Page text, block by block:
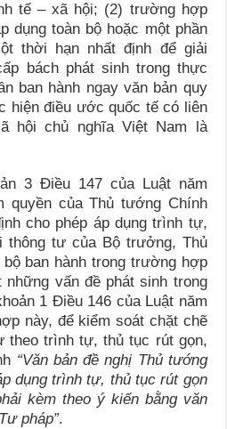
tế – xã hội; (2) trường hợp
dụng toàn bộ hoặc một phần
thời hạn nhất định để giải
bách phát sinh trong thực
ban hành ngay văn bản quy
hiện điều ước quốc tế có liên
hội chủ nghĩa Việt Nam là
3 Điều 147 của Luật năm
quyền của Thủ tướng Chính
cho phép áp dụng trình tự,
thông tư của Bộ trưởng, Thủ
ban hành trong trường hợp
những vấn đề phát sinh trong
1 Điều 146 của Luật năm
này, để kiểm soát chặt chẽ
theo trình tự, thủ tục rút gọn,
“Văn bản đề nghị Thủ tướng
dụng trình tự, thủ tục rút gọn
kèm theo ý kiến bằng văn
pháp”.